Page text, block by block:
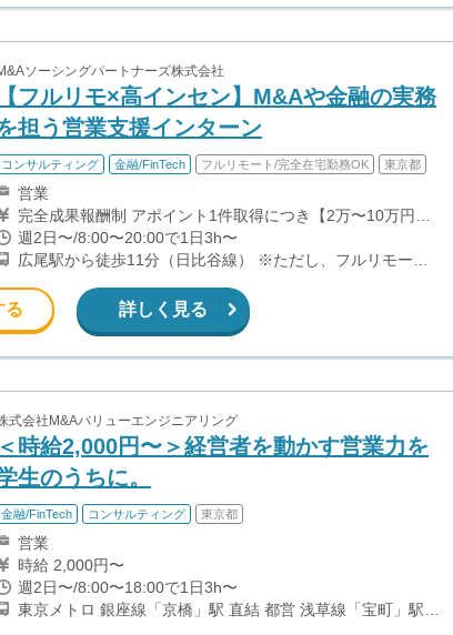
ソーシングパートナーズ株式会社
フルリモ×高インセン】M&Aや金融の実務
担う営業支援インターン
コンサルティング 金融/FinTech フルリモート/完全在宅勤務OK 東京都
営業
完全成果報酬制 アポイント1件取得につき【2万〜10万円】
インセンティブ アポ取得先企業の売上高に応じて変動しま
す。 アポ獲得実績に応じてインセンティブ率が高くなる報
酬体系。 アポ獲得数に応じたランキング報酬など様々な制
す。
週2日〜/8:00〜20:00で1日3h〜
広尾駅から徒歩11分（日比谷線） ※ただし、フルリモート
る 詳しく見る
式会社M&Aバリューエンジニアリング
時給2,000円〜＞経営者を動かす営業力を
生のうちに。
金融/FinTech コンサルティング 東京都
営業
時給 2,000円〜
週2日〜/8:00〜18:00で1日3h〜
東京メトロ 銀座線「京橋」駅 直結 都営 浅草線「宝町」駅